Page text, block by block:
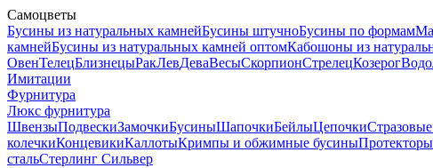
Самоцветы
Бусины из натуральных камнейБусины штучноБусины по формам
камнейБусины из натуральных камней оптомКабошоны из
ОвенТелецБлизнецыРакЛевДеваВесыСкорпионСтрелецКозерог
Имитации
Фурнитура
Люкс фурнитура
ШвензыПодвескиЗамочкиБусиныШапочкиБейлыЦепочки
колечкиКонцевикиКаллотыКримпы и обжимные бусины
стальСтерлинг Сильвер